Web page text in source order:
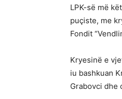
LPK-së më
puçiste, me
Fondit
Kryesinë e
iu bashkuan
Grabovci dhe